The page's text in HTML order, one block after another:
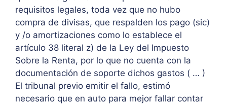
requisitos legales, toda vez que no hubo
compra de divisas, que respalden los pago (sic)
y /o amortizaciones como lo establece el
artículo 38 literal z) de la Ley del Impuesto
Sobre la Renta, por lo que no cuenta con la
documentación de soporte dichos gastos ( … )
El tribunal previo emitir el fallo, estimó
necesario que en auto para mejor fallar contar